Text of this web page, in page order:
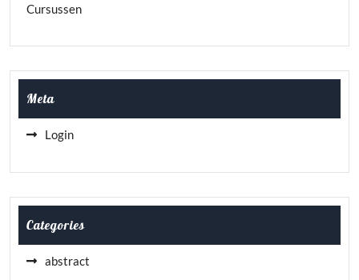
Cursussen
Meta
Login
Categories
abstract